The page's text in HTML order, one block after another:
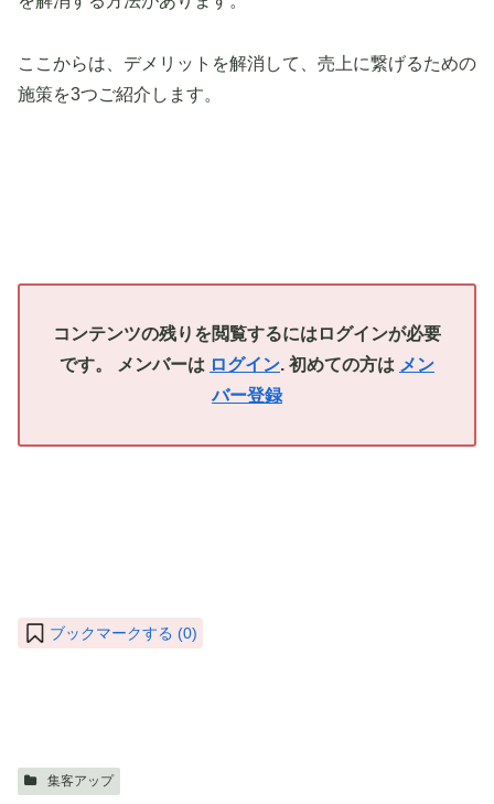
ここからは、デメリットを解消して、売上に繋げるための
施策を3つご紹介します。
コンテンツの残りを閲覧するにはログインが必要
です。 メンバーは ログイン. 初めての方は メン
バー登録
ブックマークする (0)
集客アップ